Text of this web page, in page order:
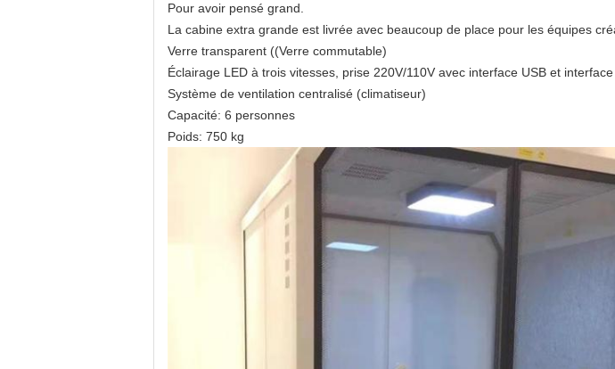
Pour avoir pensé grand.
La cabine extra grande est livrée avec beaucoup de place pour les équipes
Verre transparent ((Verre commutable)
Éclairage LED à trois vitesses, prise 220V/110V avec interface USB et
Système de ventilation centralisé (climatiseur)
Capacité: 6 personnes
Poids: 750 kg